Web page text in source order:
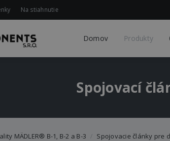
Na stiahnutie
Domov Produkty
Spojovací
MÄDLER® B-1, B-2 a B-3 Spojovacie články pre